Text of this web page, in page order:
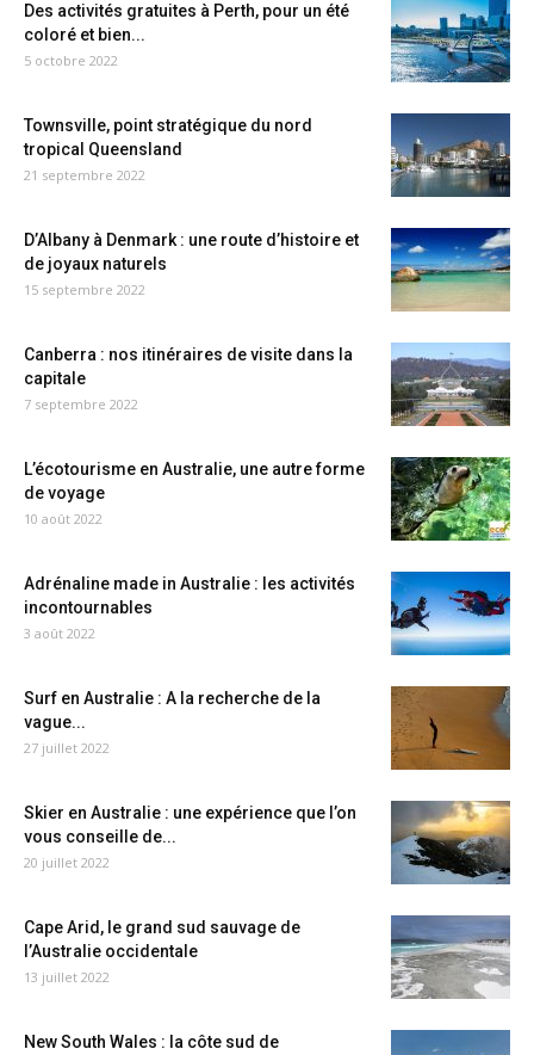
Des activités gratuites à Perth, pour un été
coloré et bien...
5 octobre 2022
Townsville, point stratégique du nord
tropical Queensland
21 septembre 2022
D’Albany à Denmark : une route d’histoire et
de joyaux naturels
15 septembre 2022
Canberra : nos itinéraires de visite dans la
capitale
7 septembre 2022
L’écotourisme en Australie, une autre forme
de voyage
10 août 2022
Adrénaline made in Australie : les activités
incontournables
3 août 2022
Surf en Australie : A la recherche de la
vague...
27 juillet 2022
Skier en Australie : une expérience que l’on
vous conseille de...
20 juillet 2022
Cape Arid, le grand sud sauvage de
l’Australie occidentale
13 juillet 2022
New South Wales : la côte sud de